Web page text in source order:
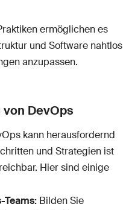
ermöglichen es
und Software nahtlos
anzupassen.
DevOps
kann herausfordernd
und Strategien ist
Hier sind einige
Teams: Bilden Sie